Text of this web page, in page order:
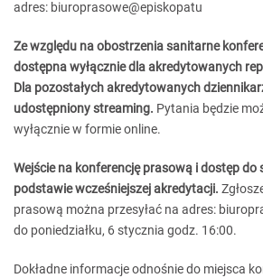
adres: biuroprasowe@episkopatu
Ze względu na obostrzenia sanitarne
dostępna wyłącznie dla akredytowanych
Dla pozostałych akredytowanych
udostępniony streaming. Pytania będzie
wyłącznie w formie online.
Wejście na konferencję prasową i dostęp
podstawie wcześniejszej akredytacji.
prasową można przesyłać na adres:
do poniedziałku, 6 stycznia godz. 16:00.
Dokładne informacje odnośnie do miejsca